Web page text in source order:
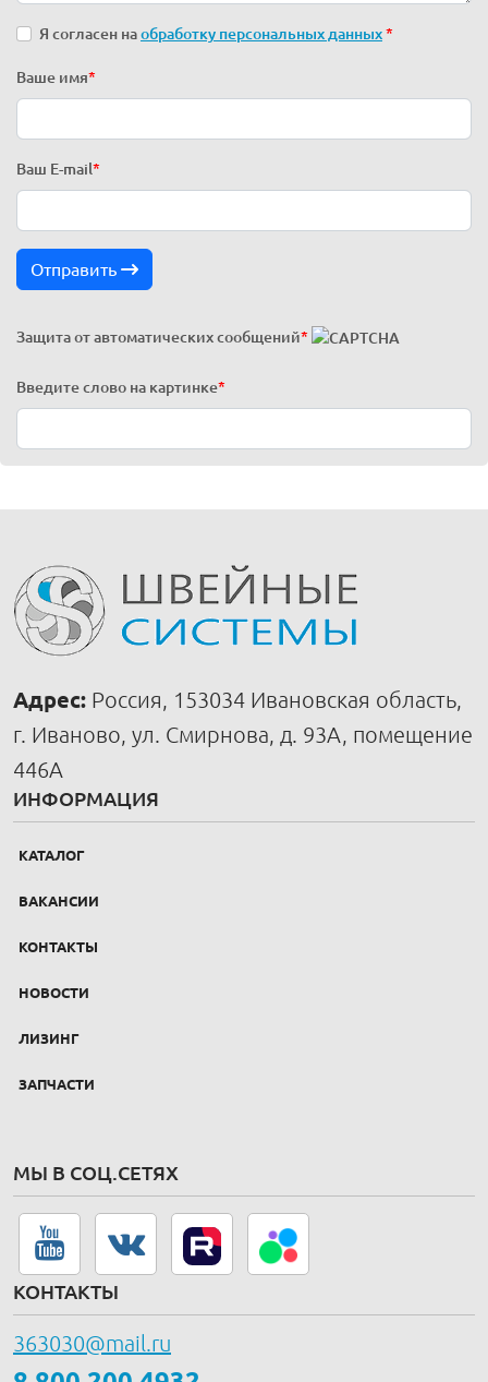
Я согласен наобработку персональных данных*
Ваше имя*
Ваш E-mail *
Отправить
Защита от автоматических сообщений*
Введите слово на картинке*
Адрес: Россия, 153034 Ивановская область,
г. Иваново, ул. Смирнова, д. 93А, помещение
446А
ИНФОРМАЦИЯ
КАТАЛОГ
ВАКАНСИИ
КОНТАКТЫ
НОВОСТИ
ЛИЗИНГ
ЗАПЧАСТИ
МЫ В СОЦ.СЕТЯХ
КОНТАКТЫ
363030@mail.ru